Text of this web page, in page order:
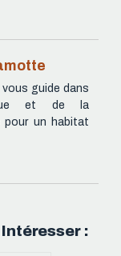
vous guide dans
et de la
pour un habitat
: